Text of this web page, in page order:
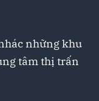
những khu
tâm thị trấn